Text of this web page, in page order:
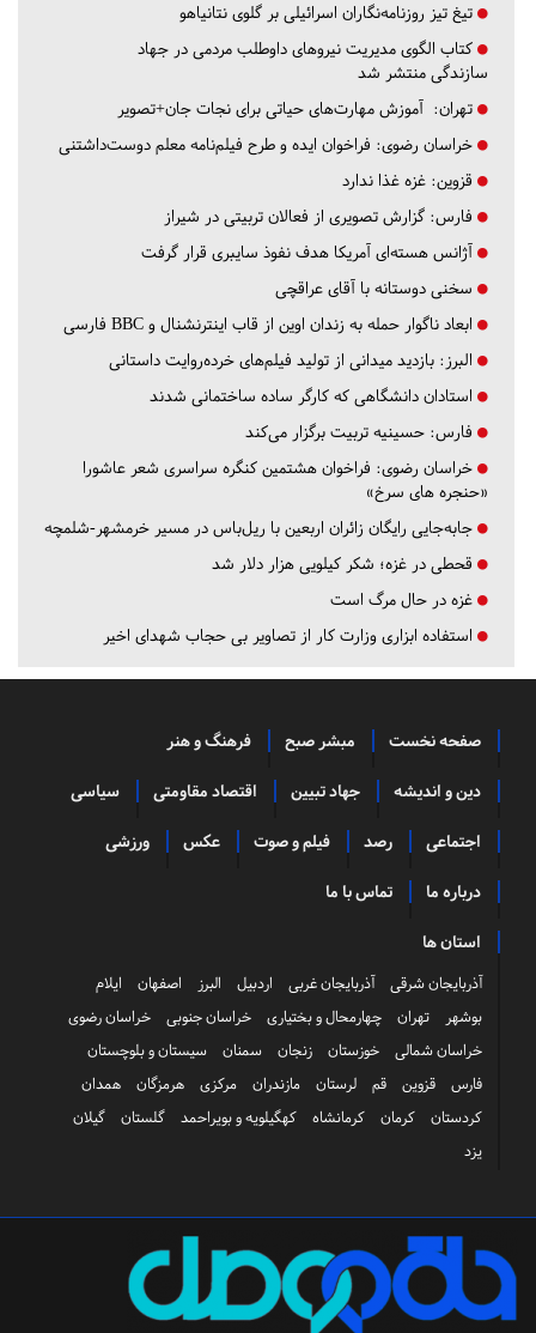
تیغ تیز روزنامه‌نگاران اسرائیلی بر گلوی نتانیاهو
کتاب الگوی مدیریت نیروهای داوطلب مردمی در جهاد
سازندگی منتشر شد
تهران: آموزش مهارت‌های حیاتی برای نجات جان+تصویر
خراسان رضوی: فراخوان ایده و طرح فیلم‌نامه معلم دوست‌داشتنی
قزوین: غزه غذا ندارد
فارس: گزارش تصویری از فعالان تربیتی در شیراز
آژانس هسته‌ای آمریکا هدف نفوذ سایبری قرار گرفت
سخنی دوستانه با آقای عراقچی
ابعاد ناگوار حمله به زندان اوین از قاب اینترنشنال و BBC فارسی
البرز: بازدید میدانی از تولید فیلم‌های خرده‌روایت داستانی
استادان دانشگاهی که کارگر ساده ساختمانی شدند
فارس: حسینیه تربیت برگزار می‌کند
خراسان رضوی: فراخوان هشتمین کنگره سراسری شعر عاشورا
«حنجره های سرخ»
جابه‌جایی رایگان زائران اربعین با ریل‌باس در مسیر خرمشهر-شلمچه
قحطی در غزه؛ شکر کیلویی هزار دلار شد
غزه در حال مرگ است
استفاده ابزاری وزارت کار از تصاویر بی حجاب شهدای اخیر
صفحه نخست مبشر صبح فرهنگ و هنر
دین و اندیشه جهاد تبیین اقتصاد مقاومتی سیاسی
اجتماعی رصد فیلم و صوت عکس ورزشی
درباره ما تماس با ما
استان ها
آذربایجان شرقی آذربایجان غربی اردبیل البرز اصفهان
ایلام
بوشهر
تهران چهارمحال و بختیاری خراسان جنوبی
خراسان رضوی
خراسان شمالی
خوزستان زنجان سمنان
سیستان و بلوچستان
فارس
قزوین قم لرستان مازندران مرکزی هرمزگان
همدان
کردستان
کرمان کرمانشاه کهگیلویه و بویراحمد گلستان
گیلان
یزد